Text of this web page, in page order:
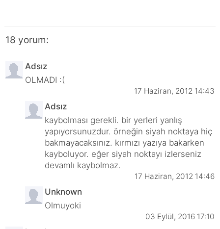
18 yorum:
Adsız
OLMADI :(
17 Haziran, 2012 14:43
Adsız
kaybolması gerekli. bir yerleri yanlış
yapıyorsunuzdur. örneğin siyah noktaya hiç
bakmayacaksınız. kırmızı yazıya bakarken
kayboluyor. eğer siyah noktayı izlerseniz
devamlı kaybolmaz.
17 Haziran, 2012 14:46
Unknown
Olmuyoki
03 Eylül, 2016 17:10